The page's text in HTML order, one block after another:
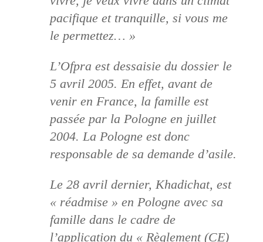
pacifique et tranquille, si vous me
le permettez… »
L’Ofpra est dessaisie du dossier le
5 avril 2005. En effet, avant de
venir en France, la famille est
passée par la Pologne en juillet
2004. La Pologne est donc
responsable de sa demande d’asile.
Le 28 avril dernier, Khadichat, est
« réadmise » en Pologne avec sa
famille dans le cadre de
l’application du « Règlement (CE)